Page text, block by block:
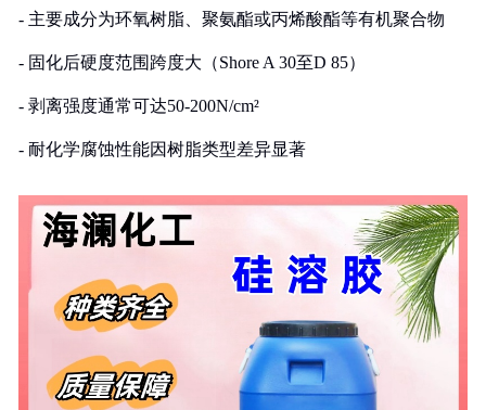
- 主要成分为环氧树脂、聚氨酯或丙烯酸酯等有机聚合物
- 固化后硬度范围跨度大（Shore A 30至D 85）
- 剥离强度通常可达50-200N/cm²
- 耐化学腐蚀性能因树脂类型差异显著